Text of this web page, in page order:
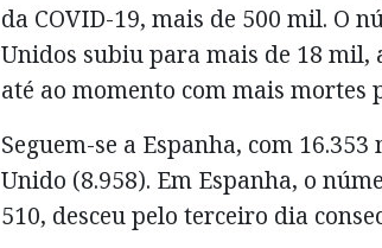
da COVID-19, mais de 500 mil. O
Unidos subiu para mais de 18
até ao momento com mais mortes
Seguem-se a Espanha, com
Unido (8.958). Em Espanha, o
510, desceu pelo terceiro dia